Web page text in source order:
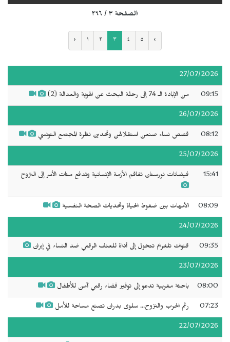
الصفحة ٣ / ٢٩٦
‹ ١ ٢ ٣ ٤ ٥ ›
27/07/2026
09:15 من الإبادة الـ 74 إلى رحلة البحث عن الهوية والعدالة (2)
26/07/2026
08:12 قصص نساء صنعن استقلالهن وتحدين نظرة المجتمع التونسي
25/07/2026
15:41 فيضانات نورستان تفاقم الأزمة الإنسانية وتدفع مئات الأسر إلى النزوح
08:09 الأمهات بين ضغوط الحياة وتحديات الصحة النفسية
24/07/2026
09:35 قنوات تلغرام تتحول إلى أداة للعنف الرقمي ضد النساء في إيران
23/07/2026
08:00 باحثة مغربية تدعو إلى توفير فضاء رقمي آمن للأطفال
07:23 رغم الحرب والنزوح... سلوى بدران تصنع مساحة للأمل
22/07/2026